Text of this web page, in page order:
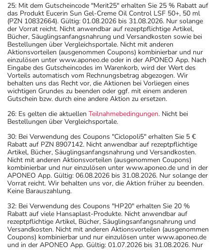
25: Mit dem Gutscheincode "Merit25" erhalten Sie 25 % Rabatt auf
das Produkt Eucerin Sun Gel-Creme Oil Control LSF 50+, 50 ml
(PZN 10832664). Gültig: 01.08.2026 bis 31.08.2026. Nur solange
der Vorrat reicht. Nicht anwendbar auf rezeptpflichtige Artikel,
Bücher, Säuglingsanfangsnahrung und Versandkosten sowie bei
Bestellungen über Vergleichsportale. Nicht mit anderen
Aktionsvorteilen (ausgenommen Coupons) kombinierbar und nur
einzulösen unter www.aponeo.de oder in der APONEO App. Nach
Eingabe des Gutscheincodes im Warenkorb, wird der Wert des
Vorteils automatisch vom Rechnungsbetrag abgezogen. Wir
behalten uns das Recht vor, die Aktionen bei Vorliegen eines
wichtigen Grundes zu beenden oder ggf. mit einem anderen
Gutschein bzw. durch eine andere Aktion zu ersetzen.
26: Es gelten die aktuellen Teilnahmebedingungen. Nicht bei
Bestellungen über Vergleichsportale.
30: Bei Verwendung des Coupons "Ciclopoli5" erhalten Sie 5 €
Rabatt auf PZN 8907142. Nicht anwendbar auf rezeptpflichtige
Artikel, Bücher, Säuglingsanfangsnahrung und Versandkosten.
Nicht mit anderen Aktionsvorteilen (ausgenommen Coupons)
kombinierbar und nur einzulösen unter www.aponeo.de und in der
APONEO App. Gültig: 06.08.2026 bis 31.08.2026. Nur solange der
Vorrat reicht. Wir behalten uns vor, die Aktion früher zu beenden.
Keine Barauszahlung.
32: Bei Verwendung des Coupons "HP20" erhalten Sie 20 %
Rabatt auf viele Hansaplast-Produkte. Nicht anwendbar auf
rezeptpflichtige Artikel, Bücher, Säuglingsanfangsnahrung und
Versandkosten. Nicht mit anderen Aktionsvorteilen (ausgenommen
Coupons) kombinierbar und nur einzulösen unter www.aponeo.de
und in der APONEO App. Gültig: 01.07.2026 bis 31.08.2026. Nur